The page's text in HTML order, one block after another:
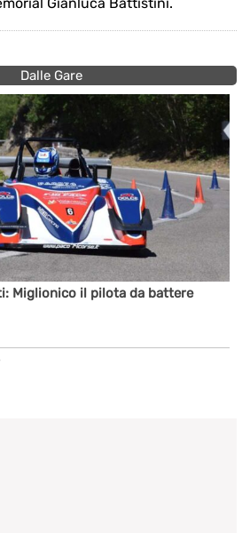
Dalle Gare
Miglionico il pilota da battere